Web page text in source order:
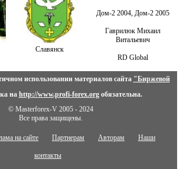
Славянск
Дом-2 2004, Дом-2 2005
Гаврилюк Михаил
Витальевич
RD Global
использовании материалов сайта "Биржевой
на http://www.profi-forex.orgобязательна.
© Masterforex-V 2005 - 2024
Все права защищены.
на сайте Партнерам Авторам Наши
контакты